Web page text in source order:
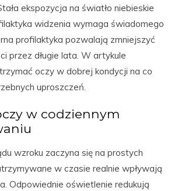
ekspozycja na światło niebieskie
widzenia wymaga świadomego
profilaktyka pozwalają zmniejszyć
przez długie lata. W artykule
oczy w dobrej kondycji na co
uproszczeń.
w codziennym
wzroku zaczyna się na prostych
w czasie realnie wpływają
Odpowiednie oświetlenie redukują